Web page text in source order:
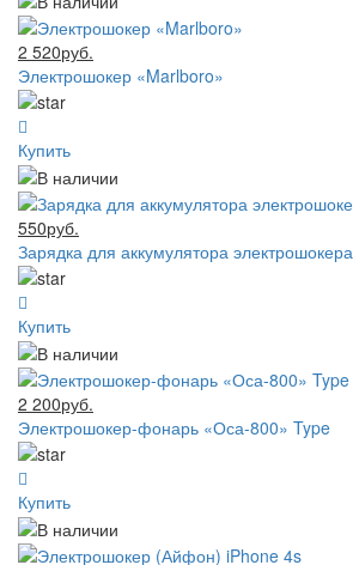
2 520руб.
Электрошокер «Marlboro»
Купить
550руб.
Зарядка для аккумулятора электрошокера
Купить
2 200руб.
Электрошокер-фонарь «Оса-800» Type
Купить